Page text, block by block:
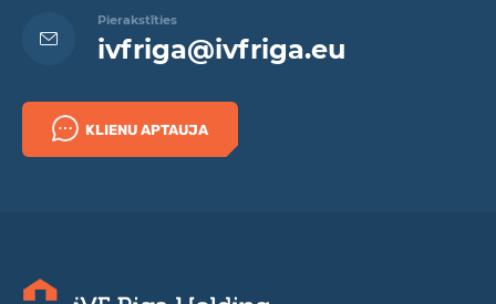
Pierakstīties
ivfriga@ivfriga.eu
KLIENU APTAUJA